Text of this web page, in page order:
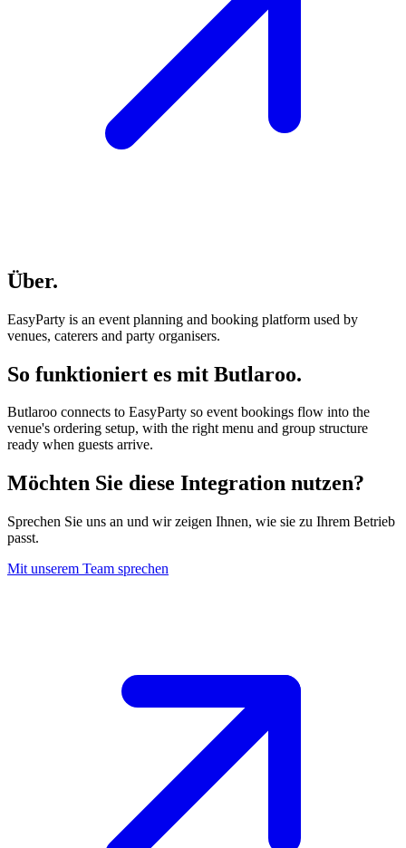
Über.
EasyParty is an event planning and booking platform used by
venues, caterers and party organisers.
So funktioniert es mit Butlaroo.
Butlaroo connects to EasyParty so event bookings flow into the
venue's ordering setup, with the right menu and group structure
ready when guests arrive.
Möchten Sie diese Integration nutzen?
Sprechen Sie uns an und wir zeigen Ihnen, wie sie zu Ihrem Betrieb
passt.
Mit unserem Team sprechen